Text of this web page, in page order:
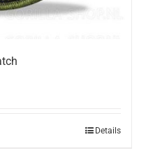
Details